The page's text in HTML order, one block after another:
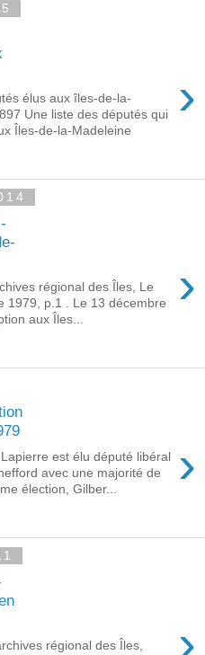
›
élus aux îles-de-la-
Une liste des députés qui
Îles-de-la-Madeleine
›
régional des Îles, Le
1979, p.1 . Le 13 décembre
aux Îles...
›
est élu député libéral
avec une majorité de
élection, Gilber...
régional des Îles,